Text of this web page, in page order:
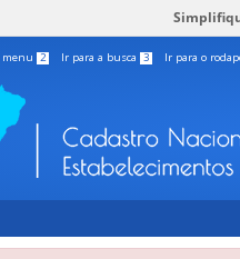
menu 2 Ir para a busca 3 Ir para o